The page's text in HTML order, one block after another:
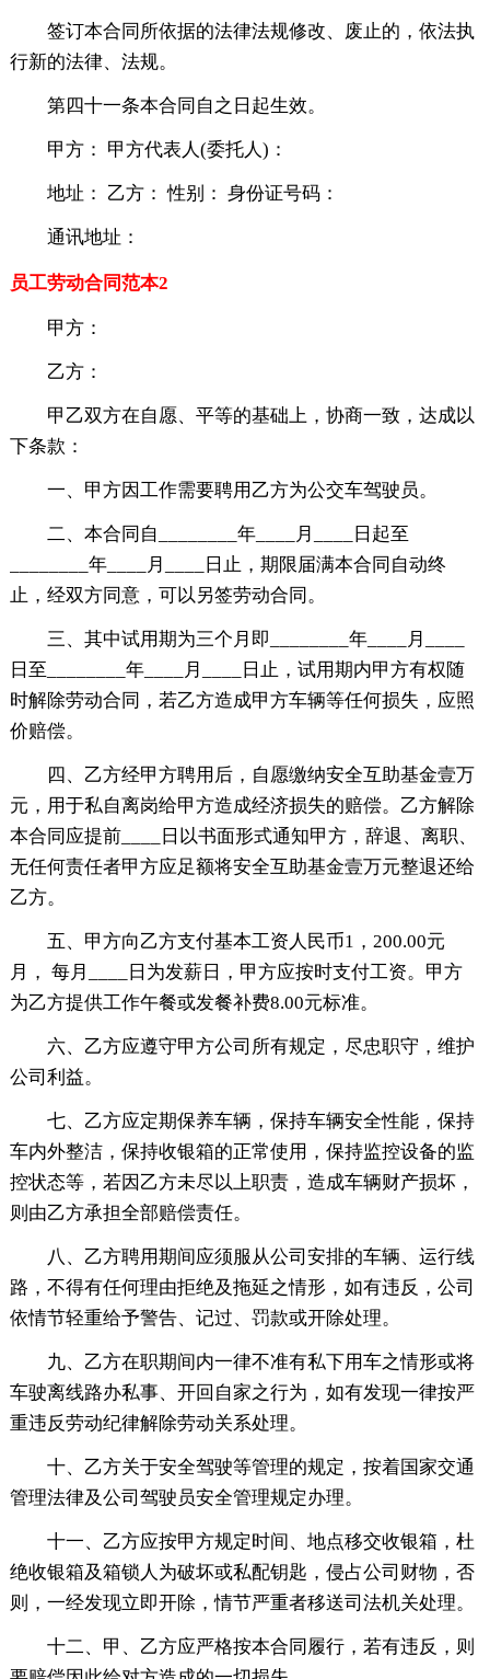
签订本合同所依据的法律法规修改、废止的，依法执
行新的法律、法规。
第四十一条本合同自之日起生效。
甲方： 甲方代表人(委托人)：
地址： 乙方： 性别： 身份证号码：
通讯地址：
员工劳动合同范本2
甲方：
乙方：
甲乙双方在自愿、平等的基础上，协商一致，达成以
下条款：
一、甲方因工作需要聘用乙方为公交车驾驶员。
二、本合同自________年____月____日起至
________年____月____日止，期限届满本合同自动终
止，经双方同意，可以另签劳动合同。
三、其中试用期为三个月即________年____月____
日至________年____月____日止，试用期内甲方有权随
时解除劳动合同，若乙方造成甲方车辆等任何损失，应照
价赔偿。
四、乙方经甲方聘用后，自愿缴纳安全互助基金壹万
元，用于私自离岗给甲方造成经济损失的赔偿。乙方解除
本合同应提前____日以书面形式通知甲方，辞退、离职、
无任何责任者甲方应足额将安全互助基金壹万元整退还给
乙方。
五、甲方向乙方支付基本工资人民币1，200.00元
月， 每月____日为发薪日，甲方应按时支付工资。甲方
为乙方提供工作午餐或发餐补费8.00元标准。
六、乙方应遵守甲方公司所有规定，尽忠职守，维护
公司利益。
七、乙方应定期保养车辆，保持车辆安全性能，保持
车内外整洁，保持收银箱的正常使用，保持监控设备的监
控状态等，若因乙方未尽以上职责，造成车辆财产损坏，
则由乙方承担全部赔偿责任。
八、乙方聘用期间应须服从公司安排的车辆、运行线
路，不得有任何理由拒绝及拖延之情形，如有违反，公司
依情节轻重给予警告、记过、罚款或开除处理。
九、乙方在职期间内一律不准有私下用车之情形或将
车驶离线路办私事、开回自家之行为，如有发现一律按严
重违反劳动纪律解除劳动关系处理。
十、乙方关于安全驾驶等管理的规定，按着国家交通
管理法律及公司驾驶员安全管理规定办理。
十一、乙方应按甲方规定时间、地点移交收银箱，杜
绝收银箱及箱锁人为破坏或私配钥匙，侵占公司财物，否
则，一经发现立即开除，情节严重者移送司法机关处理。
十二、甲、乙方应严格按本合同履行，若有违反，则